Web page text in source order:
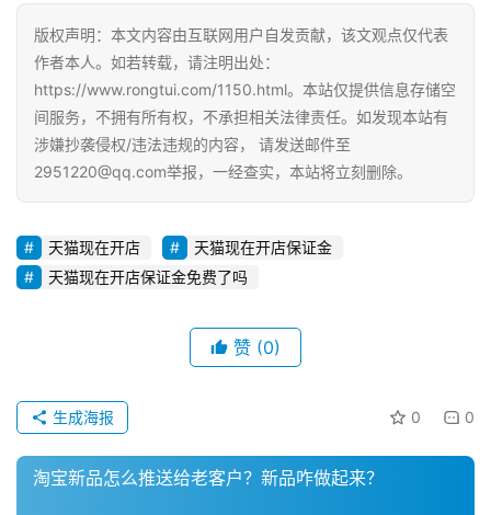
观
察
电
商
运
直
播
流
推
广
版权声明：本文内容由互联网用户自发贡献，该文观点仅代表
作者本人。如若转载，请注明出处：
https://www.rongtui.com/1150.html。本站仅提供信息存储空
间服务，不拥有所有权，不承担相关法律责任。如发现本站有
涉嫌抄袭侵权/违法违规的内容， 请发送邮件至
2951220@qq.com举报，一经查实，本站将立刻删除。
天猫现在开店
天猫现在开店保证金
天猫现在开店保证金免费了吗
赞 (0)
0 0
生成海报
淘宝新品怎么推送给老客户？新品咋做起来？